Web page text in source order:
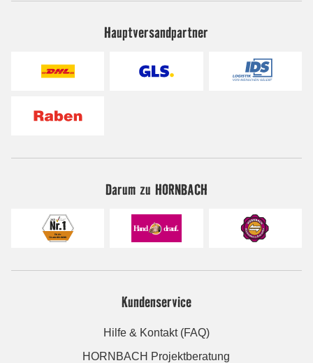
Hauptversandpartner
Darum zu HORNBACH
Kundenservice
Hilfe & Kontakt (FAQ)
HORNBACH Projektberatung